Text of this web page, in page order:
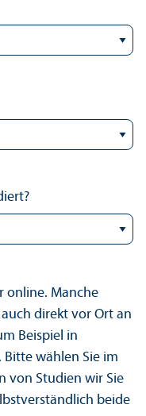
online. Manche
direkt vor Ort an
Beispiel in
wählen Sie im
von Studien wir Sie
beide